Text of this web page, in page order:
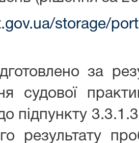
storage/
за
судової
підпункту
результату